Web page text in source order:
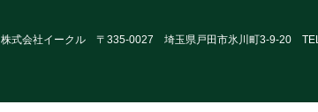
株式会社イークル 〒335-0027 埼玉県戸田市氷川町3-9-20